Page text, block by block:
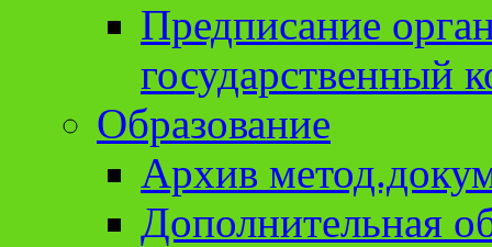
Предписание
государственный
Образование
Архив
Дополнительная